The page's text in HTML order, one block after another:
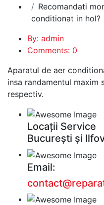
Recomandati
conditionat in hol?
By: admin
Comments: 0
Aparatul de aer
insa randamentul maxim
respectiv.
Locații Service
București și
Email: